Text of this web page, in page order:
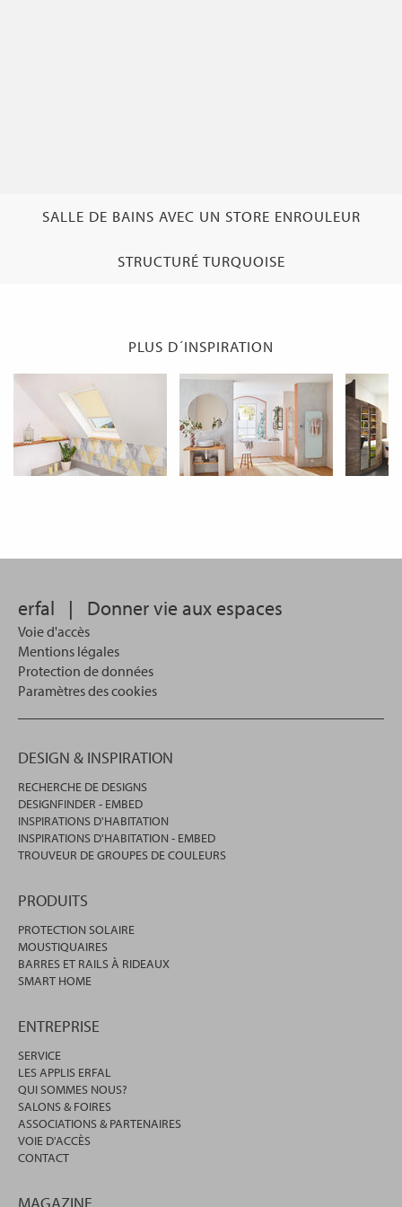
SALLE DE BAINS AVEC UN STORE ENROULEUR
STRUCTURÉ TURQUOISE
PLUS D´INSPIRATION
erfal | Donner vie aux espaces
Voie d'accès
Mentions légales
Protection de données
Paramètres des cookies
DESIGN & INSPIRATION
RECHERCHE DE DESIGNS
DESIGNFINDER - EMBED
INSPIRATIONS D'HABITATION
INSPIRATIONS D'HABITATION - EMBED
TROUVEUR DE GROUPES DE COULEURS
PRODUITS
PROTECTION SOLAIRE
MOUSTIQUAIRES
BARRES ET RAILS À RIDEAUX
SMART HOME
ENTREPRISE
SERVICE
LES APPLIS ERFAL
QUI SOMMES NOUS?
SALONS & FOIRES
ASSOCIATIONS & PARTENAIRES
VOIE D'ACCÈS
CONTACT